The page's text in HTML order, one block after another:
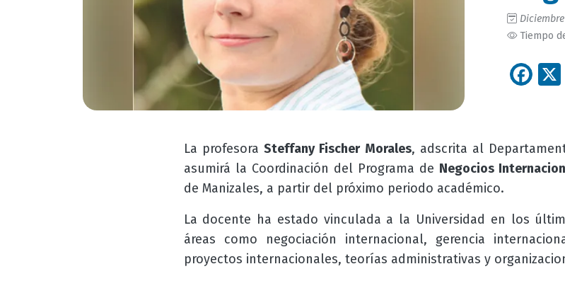
Tiempo
La profesoraSteffany Fischer Morales, adscrita al
asumirá la Coordinación del Programa de Negocios
de Manizales, a partir del próximo periodo académico.
La docente ha estado vinculada a la Universidad en los
áreas como negociación internacional, gerencia
proyectos internacionales, teorías administrativas y